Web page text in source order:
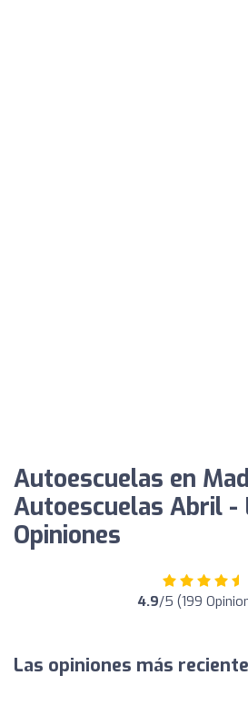
Autoescuelas en
Autoescuelas Abril -
Opiniones
4.9/5 (199
Las opiniones más